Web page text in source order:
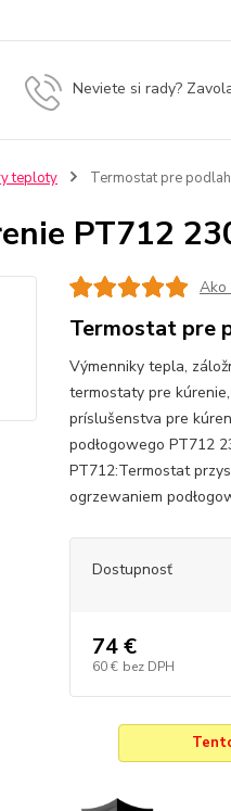
Neviete si rady?
teploty Termostat pre
PT712
Ako
Termostat pre
Výmenniky tepla,
termostaty pre
príslušenstva pre
podłogowego PT712
PT712:Termostat
ogrzewaniem
Dostupnosť
74 €
60 € bez DPH